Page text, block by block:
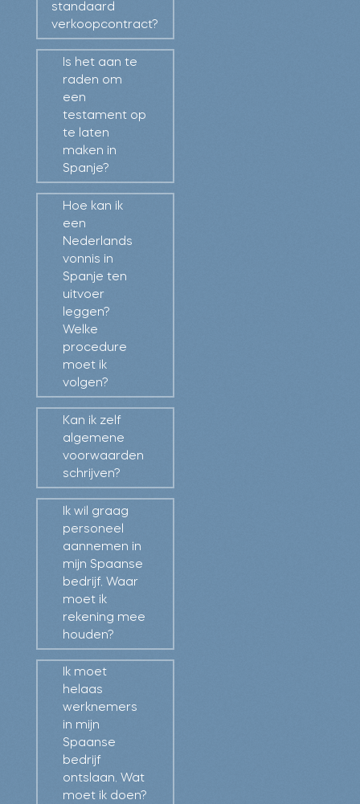
standaard
verkoopcontract?
Is het aan te
raden om
een
testament op
te laten
maken in
Spanje?
Hoe kan ik
een
Nederlands
vonnis in
Spanje ten
uitvoer
leggen?
Welke
procedure
moet ik
volgen?
Kan ik zelf
algemene
voorwaarden
schrijven?
Ik wil graag
personeel
aannemen in
mijn Spaanse
bedrijf. Waar
moet ik
rekening mee
houden?
Ik moet
helaas
werknemers
in mijn
Spaanse
bedrijf
ontslaan. Wat
moet ik doen?